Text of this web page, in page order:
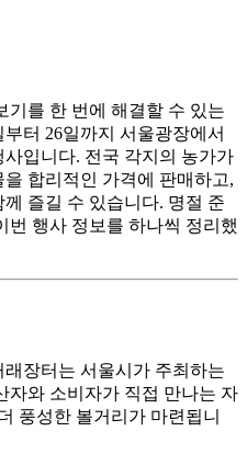
기를 한 번에 해결할 수 있는
터 26일까지 서울광장에서
입니다. 전국 각지의 농가가
합리적인 가격에 판매하고,
즐길 수 있습니다. 명절 준
번 행사 정보를 하나씩 정리했
장터는 서울시가 주최하는
자와 소비자가 직접 만나는 자
풍성한 볼거리가 마련됩니